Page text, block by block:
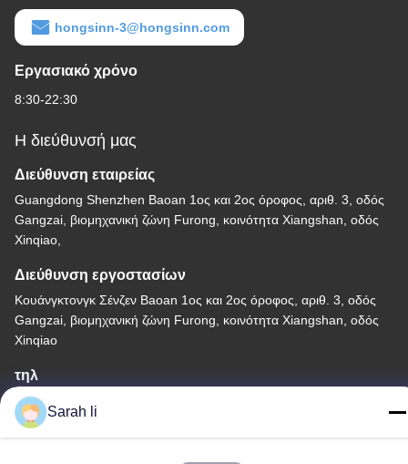
hongsinn-3@hongsinn.com
Εργασιακό χρόνο
8:30-22:30
Η διεύθυνσή μας
Διεύθυνση εταιρείας
Guangdong Shenzhen Baoan 1ος και 2ος όροφος, αριθ. 3, οδός
Gangzai, βιομηχανική ζώνη Furong, κοινότητα Xiangshan, οδός
Xinqiao,
Διεύθυνση εργοστασίων
Κουάνγκτονγκ Σένζεν Baoan 1ος και 2ος όροφος, αριθ. 3, οδός
Gangzai, βιομηχανική ζώνη Furong, κοινότητα Xiangshan, οδός
Xinqiao
τηλ
86-0755-27097532-8:30
Sarah li